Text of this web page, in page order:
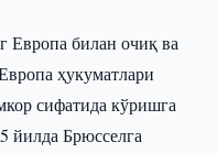
Европа билан очиқ ва
ҳукуматлари
сифатида кўришга
йилда Брюсселга